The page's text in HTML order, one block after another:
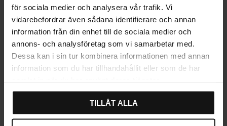
för sociala medier och analysera vår trafik. Vi
vidarebefordrar även sådana identifierare och annan
information från din enhet till de sociala medier och
annons- och analysföretag som vi samarbetar med.
Dessa kan i sin tur kombinera informationen med annan
information som du har tillhandahållit eller som de har
TILLÅT ALLA